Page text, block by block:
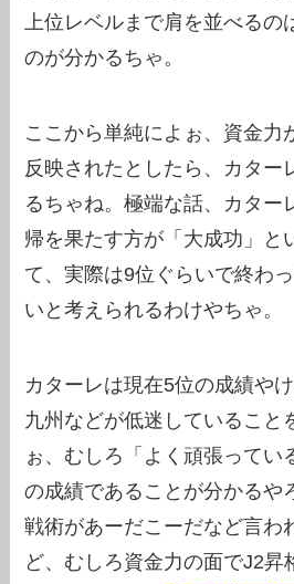
上位レベルまで肩を並べるの
のが分かるちゃ。
ここから単純によぉ、資金力
反映されたとしたら、カター
るちゃね。極端な話、カター
帰を果たす方が「大成功」と
て、実際は9位ぐらいで終わ
いと考えられるわけやちゃ。
カターレは現在5位の成績や
九州などが低迷していること
ぉ、むしろ「よく頑張ってい
の成績であることが分かるや
戦術があーだこーだなど言わ
ど、むしろ資金力の面でJ2昇